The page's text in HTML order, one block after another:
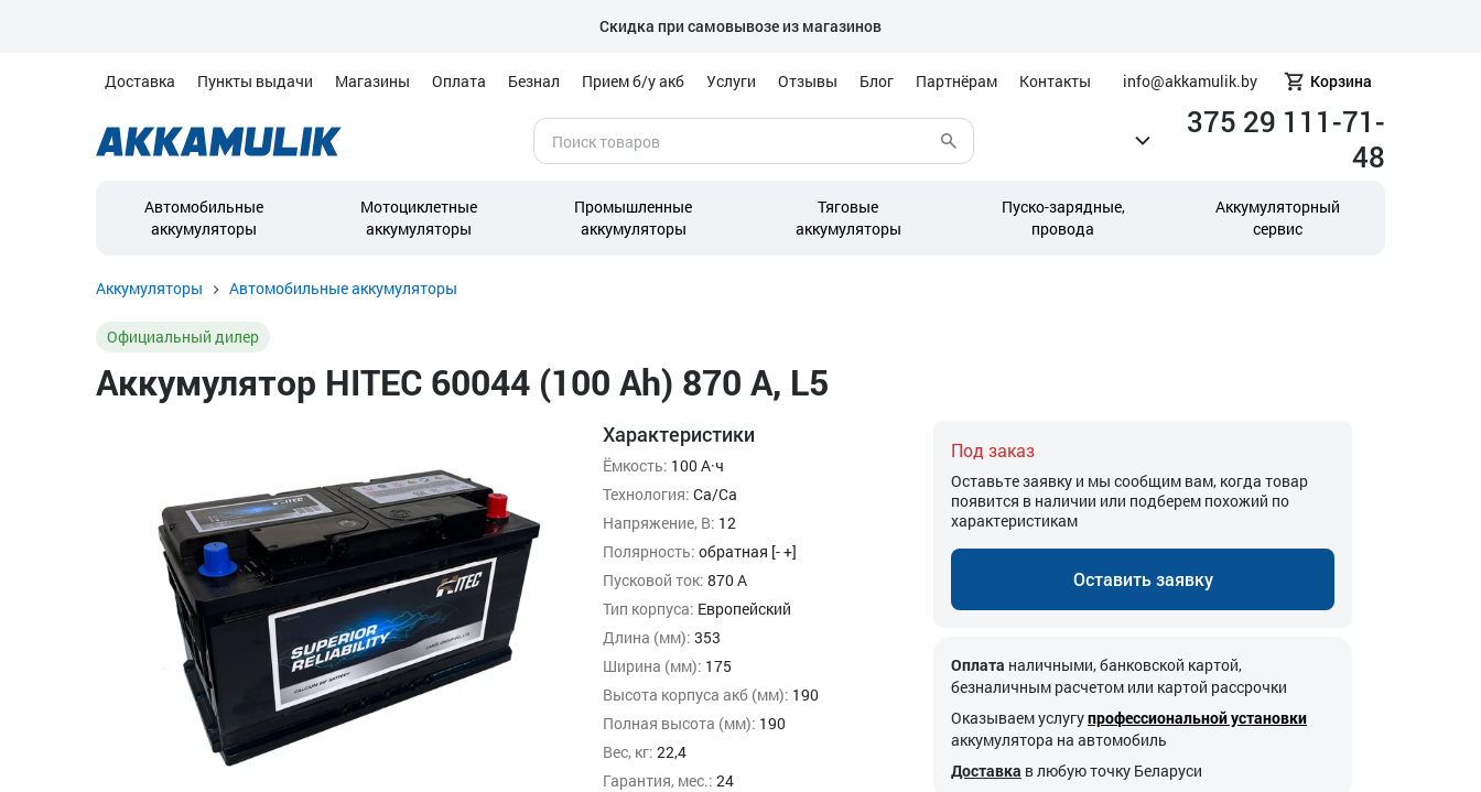
Скидка при самовывозе из магазинов
Доставка Пункты выдачи Магазины Оплата Безнал Прием б/у акб Услуги Отзывы Блог Партнёрам Контакты info@akkamulik.by Корзина
375 29 111-71-
48
Автомобильные
аккумуляторы
Мотоциклетные
аккумуляторы
Промышленные
аккумуляторы
Тяговые
аккумуляторы
Пуско-зарядные,
провода
Аккумуляторный
сервис
Аккумуляторы Автомобильные аккумуляторы
Официальный дилер
Аккумулятор HITEC 60044 (100 Ah) 870 А, L5
Характеристики
Ёмкость: 100 А·ч
Технология: Ca/Ca
Напряжение, В: 12
Полярность: обратная [- +]
Пусковой ток: 870 А
Тип корпуса: Европейский
Длина (мм): 353
Ширина (мм): 175
Высота корпуса акб (мм): 190
Полная высота (мм): 190
Вес, кг: 22,4
Гарантия, мес.: 24
Под заказ
Оставьте заявку и мы сообщим вам, когда товар
появится в наличии или подберем похожий по
характеристикам
Оставить заявку
Оплата наличными, банковской картой,
безналичным расчетом или картой рассрочки
Оказываем услугупрофессиональной установки
аккумулятора на автомобиль
Доставка в любую точку Беларуси